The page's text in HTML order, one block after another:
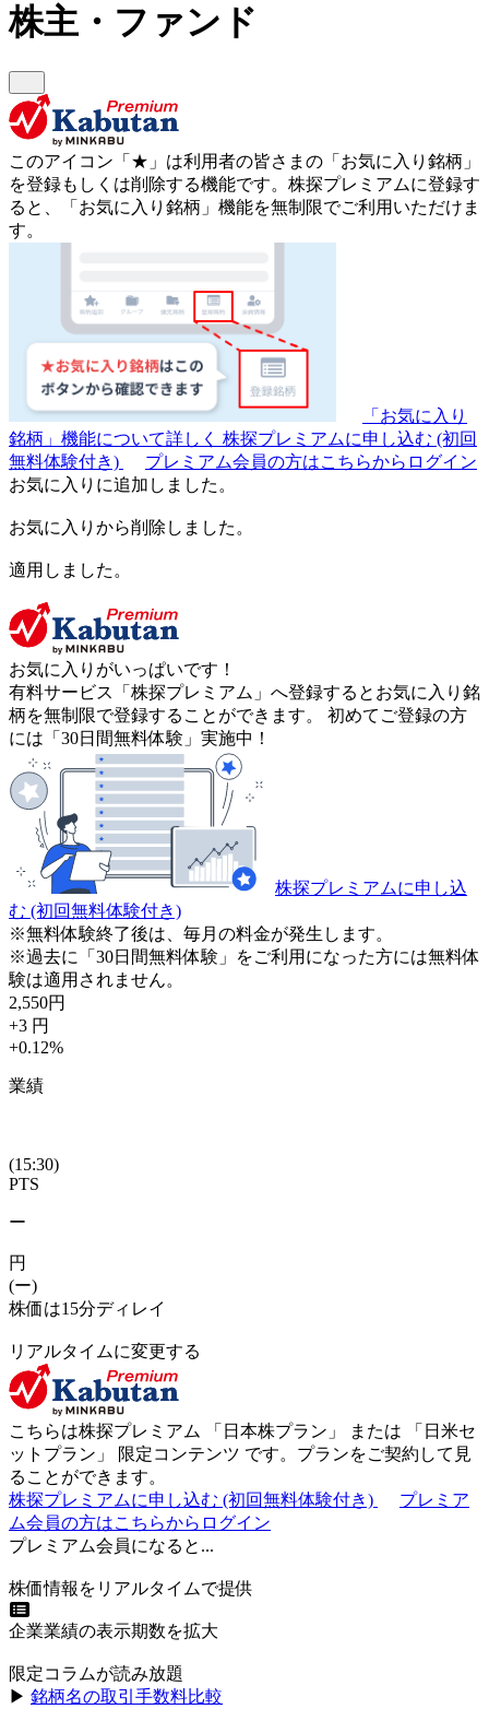
株主・ファンド
このアイコン 「★」 は利用者の皆さまの 「お気に入り銘柄」
を登録もしくは削除する機能です。 株探プレミアムに登録す
ると、「お気に入り銘柄」機能を無制限でご利用いただけま
す。
「お気に入り
銘柄」機能について詳しく 株探プレミアムに申し込む (初回
無料体験付き)
プレミアム会員の方はこちらからログイン
お気に入りに追加しました。
お気に入りから削除しました。
適用しました。
お気に入りがいっぱいです！
有料サービス「株探プレミアム」へ登録するとお気に入り銘
柄を無制限で登録することができます。 初めてご登録の方
には「30日間無料体験」実施中！
株探プレミアムに申し込
む (初回無料体験付き)
※無料体験終了後は、毎月の料金が発生します。
※過去に「30日間無料体験」をご利用になった方には無料体
験は適用されません。
2,550円
+3 円
+0.12%
業績
(15:30)
PTS
ー
円
(ー)
株価は15分ディレイ
リアルタイムに変更する
こちらは株探プレミアム 「 日本株プラン 」 または 「 日米セ
ットプラン 」 限定コンテンツ です。プランをご契約して見
ることができます。
株探プレミアムに申し込む (初回無料体験付き)
プレミア
ム会員の方はこちらからログイン
プレミアム会員になると...
株価情報をリアルタイムで提供
企業業績の表示期数を拡大
限定コラムが読み放題
▶︎ 銘柄名の取引手数料比較